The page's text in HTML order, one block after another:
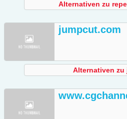
Alternativen zu
jumpcut.com
Alternativen zu